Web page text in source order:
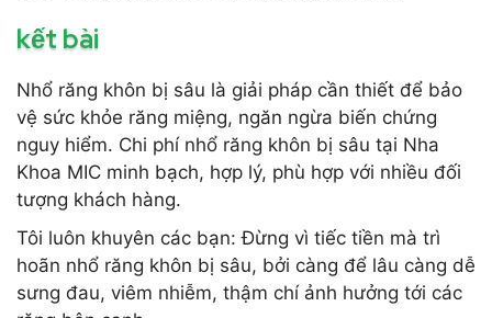
kết bài
Nhổ răng khôn bị sâu là giải pháp cần thiết để bảo
vệ sức khỏe răng miệng, ngăn ngừa biến chứng
nguy hiểm. Chi phí nhổ răng khôn bị sâu tại Nha
Khoa MIC minh bạch, hợp lý, phù hợp với nhiều đối
tượng khách hàng.
Tôi luôn khuyên các bạn: Đừng vì tiếc tiền mà trì
hoãn nhổ răng khôn bị sâu, bởi càng để lâu càng dễ
sưng đau, viêm nhiễm, thậm chí ảnh hưởng tới các